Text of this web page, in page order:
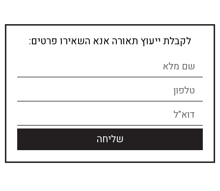
לקבלת ייעוץ תאורה אנא השאירו פרטים:
שליחה